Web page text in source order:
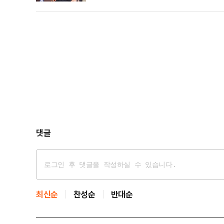
거나 별도 기소할 가능성이 있다고 전망했다. 전문가
댓글
최신순 찬성순 반대순